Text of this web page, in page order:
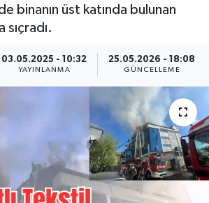
binanın üst katında bulunan
sıçradı.
03.05.2025 - 10:32
YAYINLANMA
25.05.2026 - 18:08
GÜNCELLEME